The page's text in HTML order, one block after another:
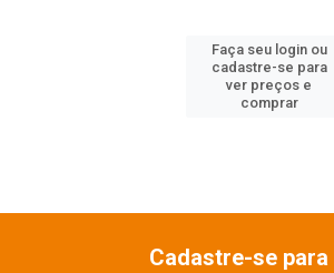
Faça seu login ou
cadastre-se para
ver preços e
comprar
Cadastre-se